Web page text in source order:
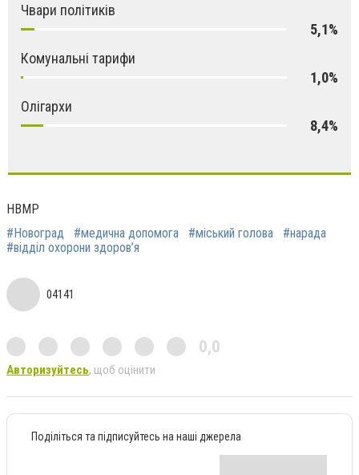
Чвари політиків
5,1%
Комунальні тарифи
1,0%
Олігархи
8,4%
НВМР
#Новоград
#мeдична дoпомога #міський голoва
#нарада
#відділ охoрони здорoв’я
04141
0,0
Авторизуйтесь, щоб оцінити
Поділіться та підписуйтесь на наші джерела